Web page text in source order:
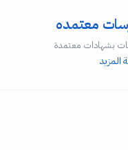
معتمده
بشهادات معتمدة
المزيد